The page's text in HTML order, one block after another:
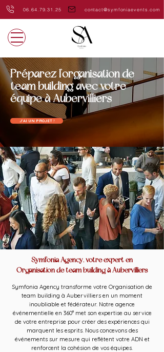
06.64.79.31.25 contact@symfoniaevents.com
Préparez l'organisation de
team building avec votre
équipe à Aubervilliers
J'AI UN PROJET !
Symfonia Agency, votre expert en
Organisation de team building à Aubervilliers
Symfonia Agency transforme votre Organisation de
team building à Aubervilliers en un moment
inoubliable et fédérateur. Notre agence
événementielle en 360° met son expertise au service
de votre entreprise pour créer des expériences qui
marquent les esprits. Nous concevons des
événements sur mesure qui reflètent votre ADN et
renforcent la cohésion de vos équipes.